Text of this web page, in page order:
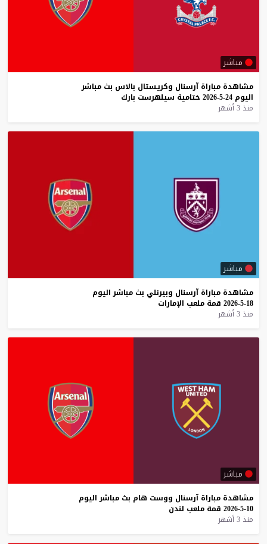
مباشر
مشاهدة مباراة آرسنال وكريستال بالاس بث مباشر
اليوم 24-5-2026 ختامية سيلهرست بارك
منذ 3 أشهر
مباشر
مشاهدة مباراة آرسنال وبيرنلي بث مباشر اليوم
18-5-2026
قمة ملعب الإمارات
منذ 3 أشهر
مباشر
مشاهدة مباراة آرسنال ووست هام بث مباشر اليوم
10-5-2026
قمة ملعب لندن
منذ 3 أشهر